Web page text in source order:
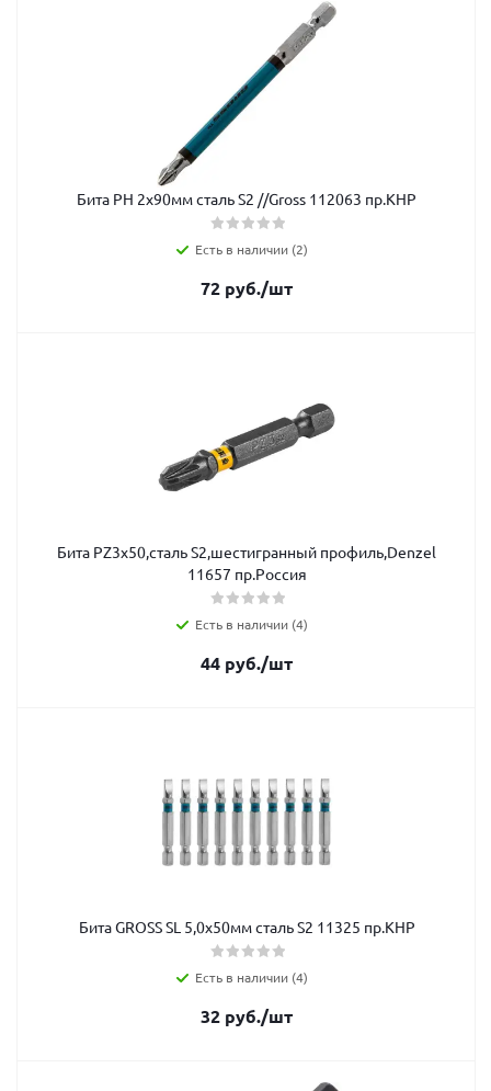
Бита РH 2x90мм сталь S2 //Gross 112063 пр.КНР
Есть в наличии (2)
72 руб./шт
Бита РZ3х50,сталь S2,шестигранный профиль,Denzel
11657 пр.Россия
Есть в наличии (4)
44 руб./шт
Бита GROSS SL 5,0x50мм сталь S2 11325 пр.КНР
Есть в наличии (4)
32 руб./шт